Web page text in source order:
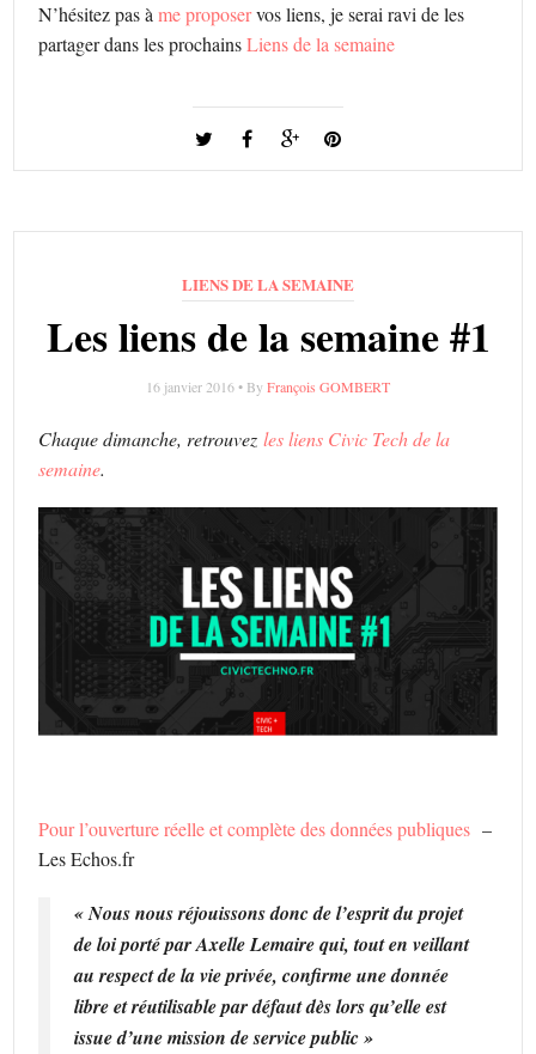
N’hésitez pas àme proposervos liens, je serai ravi de les
partager dans les prochainsLiens de la semaine
LIENS DE LA SEMAINE
Les liens de la semaine #1
16 janvier 2016 • By François GOMBERT
Chaque dimanche, retrouvezles liens Civic Tech de la
semaine.
Pour l’ouverture réelle et complète des données publiques –
Les Echos.fr
« Nous nous réjouissons donc de l’esprit du projet
de loi porté par Axelle Lemaire qui, tout en veillant
au respect de la vie privée, confirme une donnée
libre et réutilisable par défaut dès lors qu’elle est
issue d’une mission de service public »